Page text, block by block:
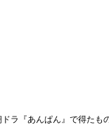
ラ『あんぱん』で得たも